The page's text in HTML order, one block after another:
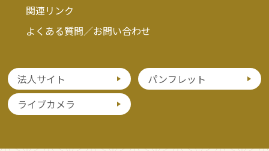
関連リンク
よくある質問／お問い合わせ
法人サイト
パンフレット
ライブカメラ